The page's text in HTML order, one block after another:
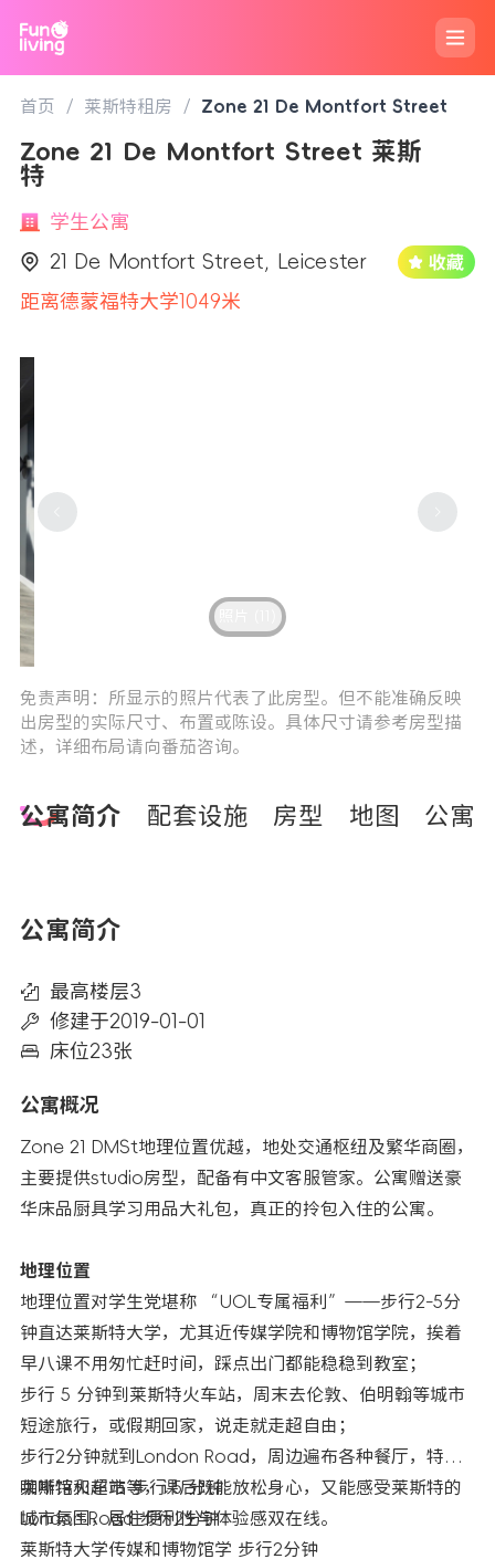
首页 / 莱斯特租房 / Zone 21 De Montfort Street
Zone 21 De Montfort Street 莱斯
特
学生公寓
21 De Montfort Street, Leicester
距离德蒙福特大学1049米
免责声明：所显示的照片代表了此房型。但不能准确反映
出房型的实际尺寸、布置或陈设。具体尺寸请参考房型描
述，详细布局请向番茄咨询。
公寓简介 配套设施 房型 地图 公寓
公寓简介
最高楼层3
修建于2019-01-01
床位23张
公寓概况
Zone 21 DMSt地理位置优越，地处交通枢纽及繁华商圈，
主要提供studio房型，配备有中文客服管家。公寓赠送豪
华床品厨具学习用品大礼包，真正的拎包入住的公寓。
地理位置
地理位置对学生党堪称 “UOL专属福利”——步行2-5分
钟直达莱斯特大学，尤其近传媒学院和博物馆学院，挨着
早八课不用匆忙赶时间，踩点出门都能稳稳到教室；
步行 5 分钟到莱斯特火车站，周末去伦敦、伯明翰等城市
短途旅行，或假期回家，说走就走超自由；
步行2分钟就到London Road，周边遍布各种餐厅，特色
咖啡馆和超市等，课后既能放松身心，又能感受莱斯特的
城市氛围，居住便利性与体验感双在线。
莱斯特火车站 步行 5 分钟
London Road 步行2分钟
莱斯特大学传媒和博物馆学 步行2分钟